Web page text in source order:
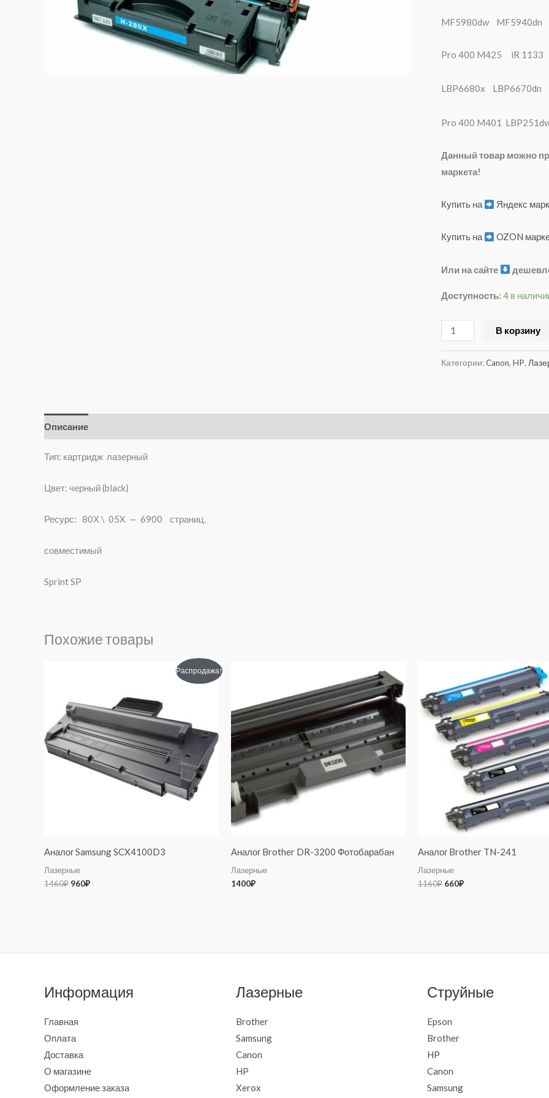
MF5980dw
Pro 400 M425 iR
LBP6680x
Pro 400 M401
Данный товар можно
маркета!
Купить на Яндекс
Купить на OZON
Или на сайте
Доступность: 4 в
В корзину
Категории:Canon, HP,
Описание
Тип: картридж лазерный
Цвет: черный (black)
Ресурс: 80Х \ 05X — 6900 страниц.
совместимый
Sprint SP
Похожие товары
Распродажа!
Аналог Samsung SCX4100D3
Лазерные
1460₽ 960₽
Аналог Brother DR-3200 Фотобарабан
Лазерные
1400₽
Аналог Brother TN-241
Лазерные
1160₽
составляла
1160₽.
660₽
цена:
660₽.
Информация
Главная
Оплата
Доставка
О магазине
Оформление заказа
Лазерные
Brother
Samsung
Canon
HP
Xerox
Струйные
Epson
Brother
HP
Canon
Samsung